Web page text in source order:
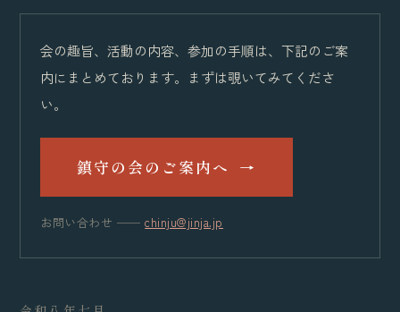
会の趣旨、活動の内容、参加の手順は、下記のご案
内にまとめております。まずは覗いてみてくださ
い。
鎮守の会のご案内へ →
お問い合わせ ──chinju@jinja.jp